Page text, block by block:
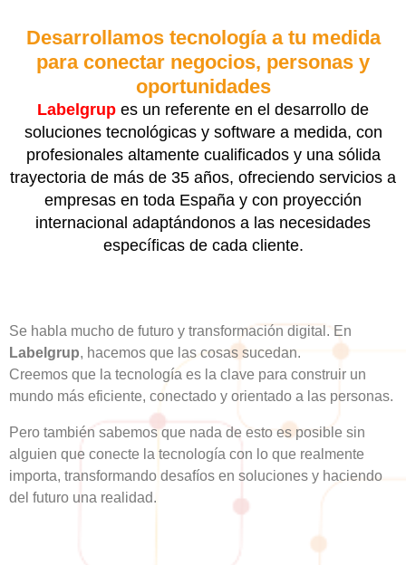
Desarrollamos tecnología a tu medida
para conectar negocios, personas y
oportunidades
Labelgrup es un referente en el desarrollo de
soluciones tecnológicas y software a medida, con
profesionales altamente cualificados y una sólida
trayectoria de más de 35 años, ofreciendo servicios a
empresas en toda España y con proyección
internacional adaptándonos a las necesidades
específicas de cada cliente.
Se habla mucho de futuro y transformación digital. En
Labelgrup, hacemos que las cosas sucedan.
Creemos que la tecnología es la clave para construir un
mundo más eficiente, conectado y orientado a las personas.
Pero también sabemos que nada de esto es posible sin
alguien que conecte la tecnología con lo que realmente
importa, transformando desafíos en soluciones y haciendo
del futuro una realidad.